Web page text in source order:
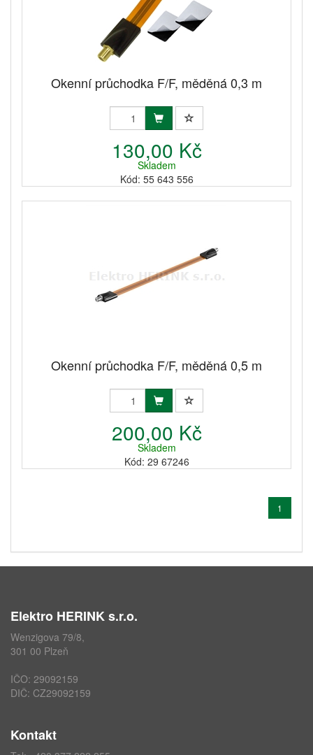
Okenní průchodka F/F, měděná 0,3 m
130,00 Kč
Skladem
Kód: 55 643 556
Okenní průchodka F/F, měděná 0,5 m
200,00 Kč
Skladem
Kód: 29 67246
1
Elektro HERINK s.r.o.
Wenzigova 79/8,
301 00 Plzeň
IČO: 29092159
DIČ: CZ29092159
Kontakt